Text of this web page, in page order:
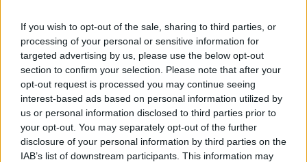
If you wish to opt-out of the sale, sharing to third parties, or
processing of your personal or sensitive information for
targeted advertising by us, please use the below opt-out
section to confirm your selection. Please note that after your
opt-out request is processed you may continue seeing
interest-based ads based on personal information utilized by
us or personal information disclosed to third parties prior to
your opt-out. You may separately opt-out of the further
disclosure of your personal information by third parties on the
IAB’s list of downstream participants. This information may